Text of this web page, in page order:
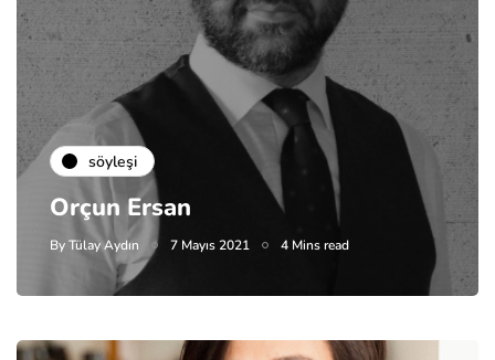
söyleşi
Orçun Ersan
ByTülay Aydın 7 Mayıs 2021 4 Mins read